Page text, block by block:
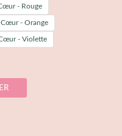
- Rouge
Cœur - Orange
- Violette